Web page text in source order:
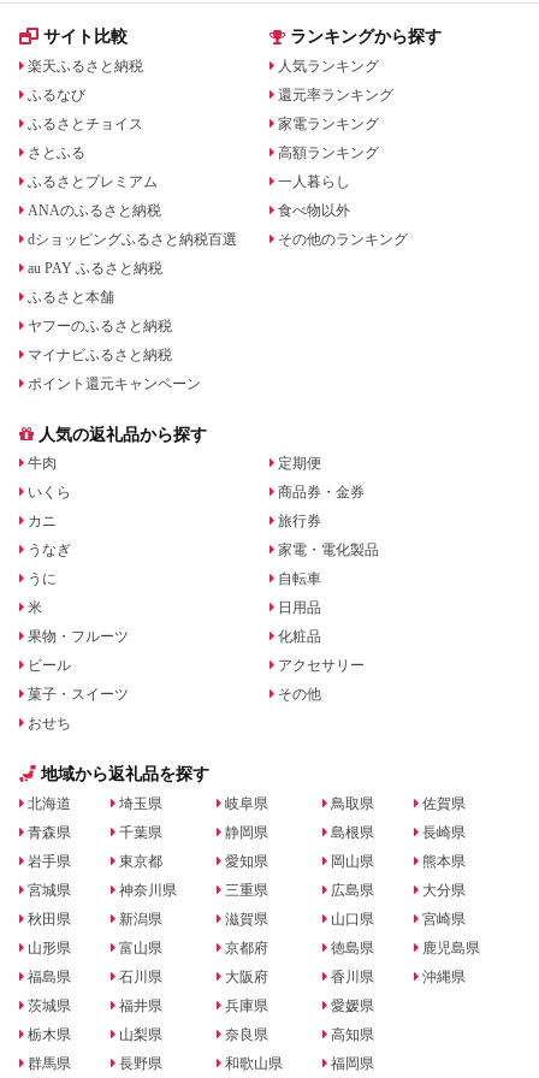
サイト比較
楽天ふるさと納税
ふるなび
ふるさとチョイス
さとふる
ふるさとプレミアム
ANAのふるさと納税
dショッピングふるさと納税百選
au PAY ふるさと納税
ふるさと本舗
ヤフーのふるさと納税
マイナビふるさと納税
ポイント還元キャンペーン
ランキングから探す
人気ランキング
還元率ランキング
家電ランキング
高額ランキング
一人暮らし
食べ物以外
その他のランキング
人気の返礼品から探す
牛肉
いくら
カニ
うなぎ
うに
米
果物・フルーツ
ビール
菓子・スイーツ
おせち
定期便
商品券・金券
旅行券
家電・電化製品
自転車
日用品
化粧品
アクセサリー
その他
地域から返礼品を探す
北海道
青森県
岩手県
宮城県
秋田県
山形県
福島県
茨城県
栃木県
群馬県
埼玉県
千葉県
東京都
神奈川県
新潟県
富山県
石川県
福井県
山梨県
長野県
岐阜県
静岡県
愛知県
三重県
滋賀県
京都府
大阪府
兵庫県
奈良県
和歌山県
鳥取県
島根県
岡山県
広島県
山口県
徳島県
香川県
愛媛県
高知県
福岡県
佐賀県
長崎県
熊本県
大分県
宮崎県
鹿児島県
沖縄県